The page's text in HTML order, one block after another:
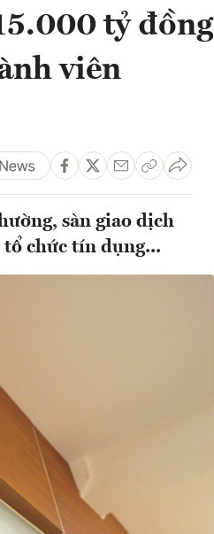
tỷ đồng
viên
sàn giao dịch
tổ chức tín dụng...